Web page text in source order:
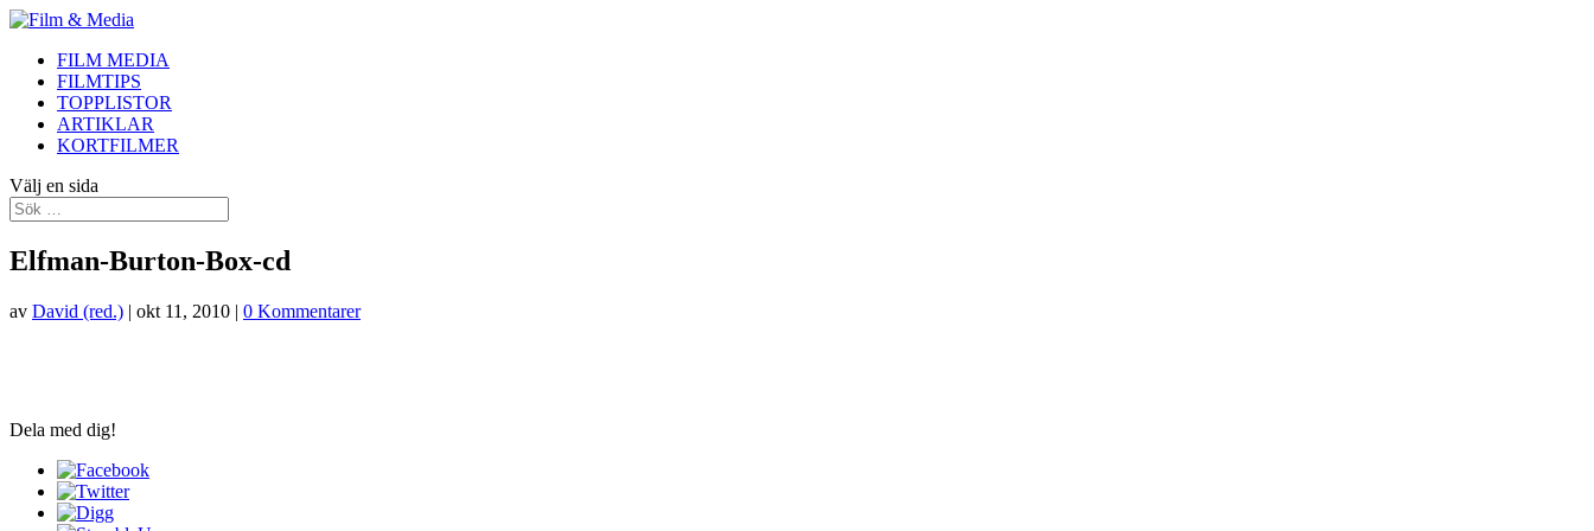
FILM MEDIA
FILMTIPS
TOPPLISTOR
ARTIKLAR
KORTFILMER
Välj en sida
Elfman-Burton-Box-cd
av David (red.) | okt 11, 2010 | 0 Kommentarer
Dela med dig!